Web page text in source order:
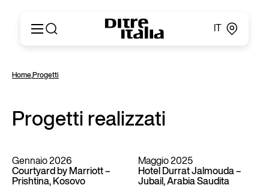
Prodotti
Cataloghi e Materiali
Ditre for Professionals
News & Press
Area Riservata
English
Deutsch
Español
简体中文
Home,Progetti
Progetti realizzati
Gennaio 2026
Courtyard by Marriott –
Prishtina, Kosovo
Maggio 2025
Hotel Durrat Jalmouda –
Jubail, Arabia Saudita